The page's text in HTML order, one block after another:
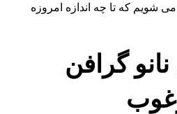
شویم که تا چه اندازه امروزه
گرافن